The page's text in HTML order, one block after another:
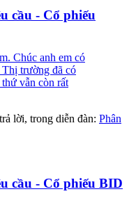
cầu - Cổ phiếu
Chúc anh em có
trường đã có
vẫn còn rất
lời, trong diễn đàn: Phân
cầu - Cổ phiếu BID